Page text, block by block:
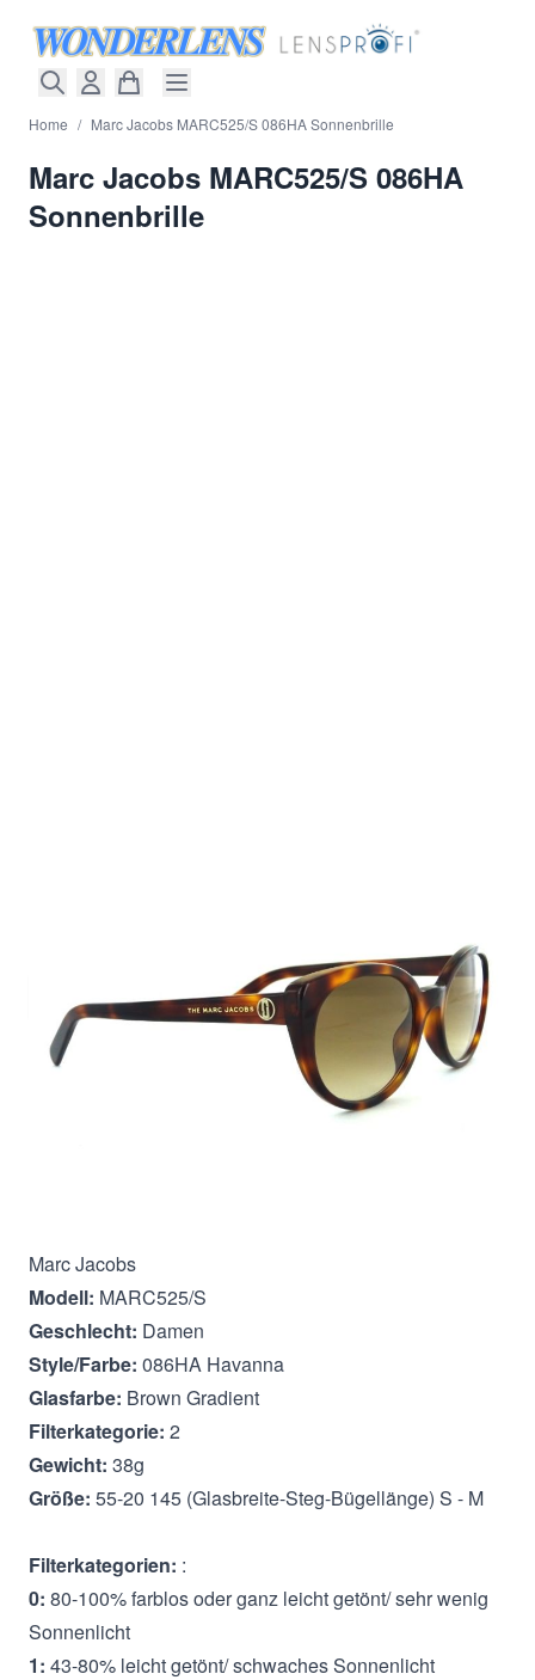
Home / Marc Jacobs MARC525/S 086HA Sonnenbrille
Marc Jacobs MARC525/S 086HA
Sonnenbrille
Marc Jacobs
Modell: MARC525/S
Geschlecht: Damen
Style/Farbe: 086HA Havanna
Glasfarbe: Brown Gradient
Filterkategorie: 2
Gewicht: 38g
Größe: 55-20 145 (Glasbreite-Steg-Bügellänge) S - M
Filterkategorien: :
0: 80-100% farblos oder ganz leicht getönt/ sehr wenig
Sonnenlicht
1: 43-80% leicht getönt/ schwaches Sonnenlicht